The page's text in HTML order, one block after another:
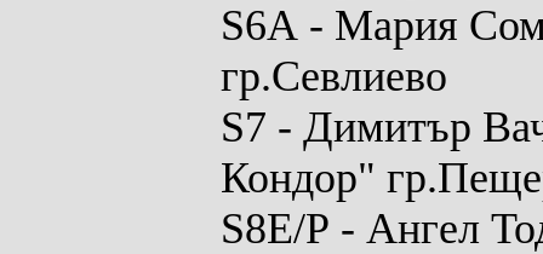
S6A - Мария
гр.Севлиево
S7 - Димитър
Кондор"
S8E/P - Ангел